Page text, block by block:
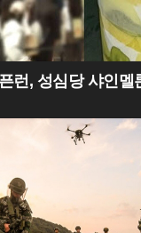
런, 성심당 샤인멜